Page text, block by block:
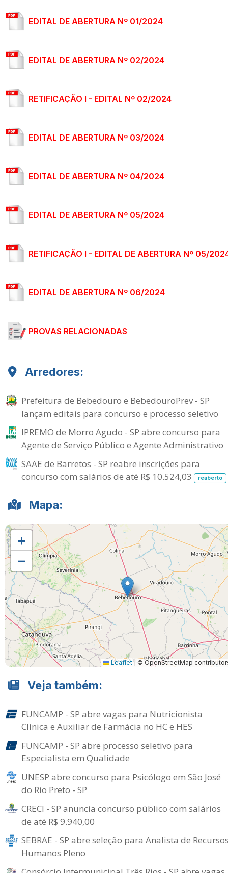
EDITAL DE ABERTURA Nº 01/2024
EDITAL DE ABERTURA Nº 02/2024
RETIFICAÇÃO I - EDITAL Nº 02/2024
EDITAL DE ABERTURA Nº 03/2024
EDITAL DE ABERTURA Nº 04/2024
EDITAL DE ABERTURA Nº 05/2024
RETIFICAÇÃO I - EDITAL DE ABERTURA Nº 05/
EDITAL DE ABERTURA Nº 06/2024
PROVAS RELACIONADAS
Arredores:
Prefeitura de Bebedouro e BebedouroPrev - SP
lançam editais para concurso e processo seletivo
IPREMO de Morro Agudo - SP abre concurso para
Agente de Serviço Público e Agente Administrativo
SAAE de Barretos - SP reabre inscrições para
concurso com salários de até R$ 10.524,03
reaberto
Mapa:
+
−
Leaflet |© OpenStreetMap
Veja também:
FUNCAMP - SP abre vagas para Nutricionista
Clínica e Auxiliar de Farmácia no HC e HES
FUNCAMP - SP abre processo seletivo para
Especialista em Qualidade
UNESP abre concurso para Psicólogo em São José
do Rio Preto - SP
CRECI - SP anuncia concurso público com salários
de até R$ 9.940,00
SEBRAE - SP abre seleção para Analista de
Humanos Pleno